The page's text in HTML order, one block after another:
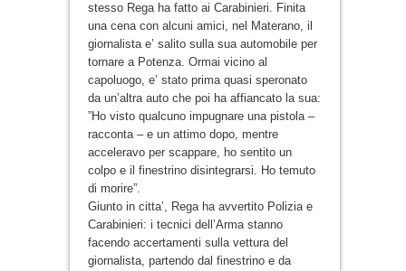
stesso Rega ha fatto ai Carabinieri. Finita
una cena con alcuni amici, nel Materano, il
giornalista e’ salito sulla sua automobile per
tornare a Potenza. Ormai vicino al
capoluogo, e’ stato prima quasi speronato
da un’altra auto che poi ha affiancato la sua:
”Ho visto qualcuno impugnare una pistola –
racconta – e un attimo dopo, mentre
acceleravo per scappare, ho sentito un
colpo e il finestrino disintegrarsi. Ho temuto
di morire”.
Giunto in citta’, Rega ha avvertito Polizia e
Carabinieri: i tecnici dell’Arma stanno
facendo accertamenti sulla vettura del
giornalista, partendo dal finestrino e da